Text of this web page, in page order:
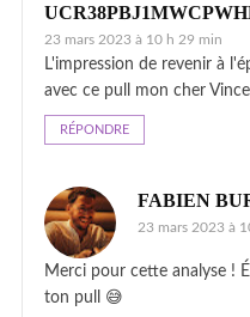
23 mars 2023 à 10 h 29 min
L'impression de revenir à
avec ce pull mon cher
RÉPONDRE
FABIEN
23 mars 2023 à
Merci pour cette analyse !
ton pull 😅